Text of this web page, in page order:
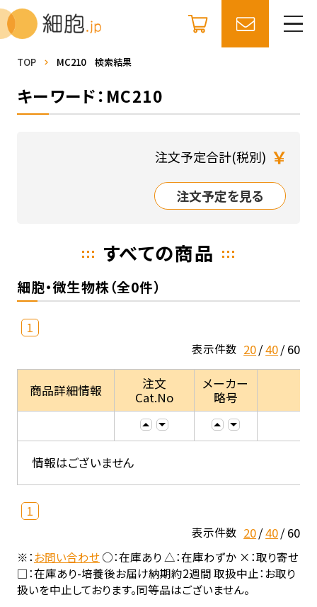
TOP MC210 検索結果
キーワード：MC210
注文予定合計(税別) ￥
注文予定を見る
すべての商品
細胞・微生物株（全0件）
1
表示件数 20 40 60
商品詳細情報
注文
Cat.No
メーカー
略号
情報はございません
1
表示件数 20 40 60
※：お問い合わせ○：在庫あり △：在庫わずか ×：取り寄せ
□：在庫あり-培養後お届け納期約2週間 取扱中止：お取り
扱いを中止しております。同等品はございません。